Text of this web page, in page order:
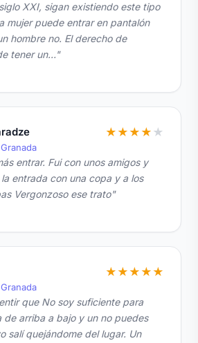
XXI, sigan existiendo este tipo
mujer puede entrar en pantalón
hombre no. El derecho de
tener un…"
★ ★ ★ ★ ★
entrar. Fui con unos amigos y
entrada con una copa y a los
Vergonzoso ese trato"
★ ★ ★ ★ ★
que No soy suficiente para
de arriba a bajo y un no puedes
salí quejándome del lugar. Un